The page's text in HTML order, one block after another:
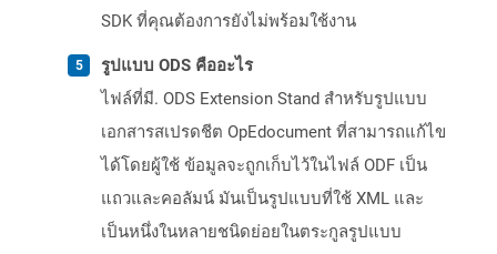
SDK ที่คุณต้องการยังไม่พร้อมใช้งาน
รูปแบบ ODS คืออะไร
ไฟล์ที่มี. ODS Extension Stand สำหรับรูปแบบ
เอกสารสเปรดชีต OpEdocument ที่สามารถแก้ไข
ได้โดยผู้ใช้ ข้อมูลจะถูกเก็บไว้ในไฟล์ ODF เป็น
แถวและคอลัมน์ มันเป็นรูปแบบที่ใช้ XML และ
เป็นหนึ่งในหลายชนิดย่อยในตระกูลรูปแบบ